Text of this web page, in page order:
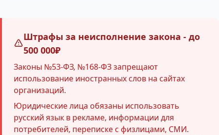
Штрафы за неисполнение закона - до
500 000₽
Законы №53-ФЗ, №168-ФЗ запрещают
использование иностранных слов на сайтах
организаций.
Юридические лица обязаны использовать
русский язык в рекламе, информации для
потребителей, переписке с физлицами, СМИ.